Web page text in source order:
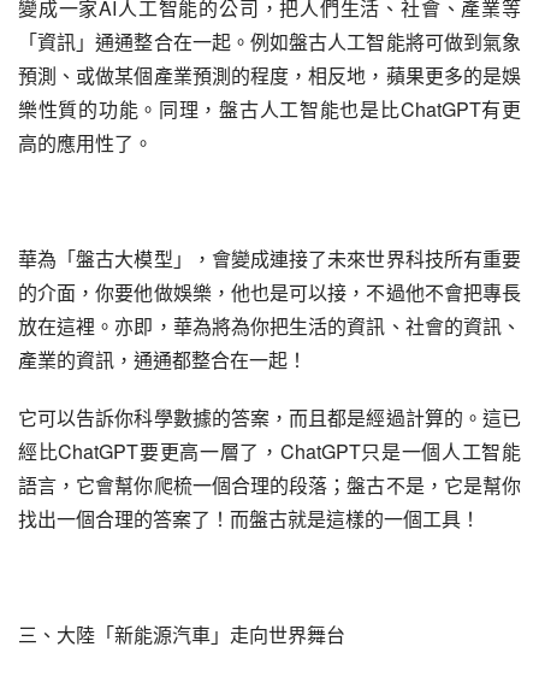
變成一家AI人工智能的公司，把人們生活、社會、產業等
「資訊」通通整合在一起。例如盤古人工智能將可做到氣象
預測、或做某個產業預測的程度，相反地，蘋果更多的是娛
樂性質的功能。同理，盤古人工智能也是比ChatGPT有更
高的應用性了。
華為「盤古大模型」，會變成連接了未來世界科技所有重要
的介面，你要他做娛樂，他也是可以接，不過他不會把專長
放在這裡。亦即，華為將為你把生活的資訊、社會的資訊、
產業的資訊，通通都整合在一起！
它可以告訴你科學數據的答案，而且都是經過計算的。這已
經比ChatGPT要更高一層了，ChatGPT只是一個人工智能
語言，它會幫你爬梳一個合理的段落；盤古不是，它是幫你
找出一個合理的答案了！而盤古就是這樣的一個工具！
三、大陸「新能源汽車」走向世界舞台